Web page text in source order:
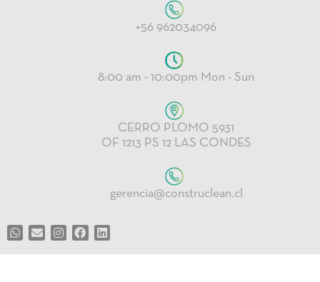
+56 962034096
8:00 am - 10:00pm Mon - Sun
CERRO PLOMO 5931
OF 1213 PS 12 LAS CONDES
gerencia@construclean.cl